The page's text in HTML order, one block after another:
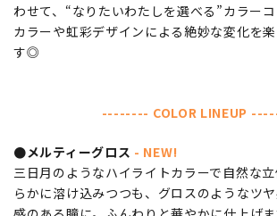
わせて、“なりたいわたしを選べる”カラーコ
カラーや虹彩デザインによる絶妙な変化を
す◎
-------- COLOR LINEUP
●メルティーグロス - NEW!
三日月のようなハイライトカラーで自然な
らかに溶け込みつつも、グロスのようなツ